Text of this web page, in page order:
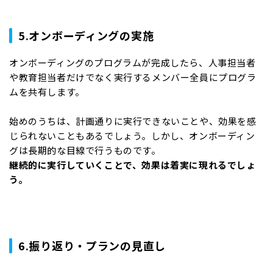
5.オンボーディングの実施
オンボーディングのプログラムが完成したら、人事担当者
や教育担当者だけでなく実行するメンバー全員にプログラ
ムを共有します。
始めのうちは、計画通りに実行できないことや、効果を感
じられないこともあるでしょう。しかし、オンボーディン
グは長期的な目線で行うものです。
継続的に実行していくことで、効果は着実に現れるでしょ
う。
6.振り返り・プランの見直し